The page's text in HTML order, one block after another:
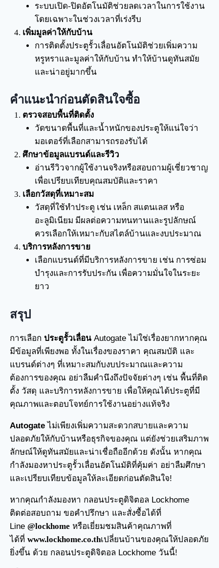
ระบบเปิด-ปิดอัตโนมัติช่วยลดเวลาในการใช้งาน
โดยเฉพาะในช่วงเวลาที่เร่งรีบ
เพิ่มมูลค่าให้กับบ้าน
การติดตั้งประตูรั้วเลื่อนอัตโนมัติช่วยเพิ่มความ
หรูหราและมูลค่าให้กับบ้าน ทำให้บ้านดูทันสมัย
และน่าอยู่มากขึ้น
คำแนะนำก่อนตัดสินใจซื้อ
ตรวจสอบพื้นที่ติดตั้ง
วัดขนาดพื้นที่และน้ำหนักของประตูให้แน่ใจว่า
มอเตอร์ที่เลือกสามารถรองรับได้
ศึกษาข้อมูลแบรนด์และรีวิว
อ่านรีวิวจากผู้ใช้งานจริงหรือสอบถามผู้เชี่ยวชาญ
เพื่อเปรียบเทียบคุณสมบัติและราคา
เลือกวัสดุที่เหมาะสม
วัสดุที่ใช้ทำประตู เช่น เหล็ก สแตนเลส หรือ
อะลูมิเนียม มีผลต่อความทนทานและรูปลักษณ์
ควรเลือกให้เหมาะกับสไตล์บ้านและงบประมาณ
บริการหลังการขาย
เลือกแบรนด์ที่มีบริการหลังการขาย เช่น การซ่อม
บำรุงและการรับประกัน เพื่อความมั่นใจในระยะ
ยาว
สรุป
การเลือก ประตูรั้วเลื่อน Autogate ไม่ใช่เรื่องยากหากคุณ
มีข้อมูลที่เพียงพอ ทั้งในเรื่องของราคา คุณสมบัติ และ
แบรนด์ต่างๆ ที่เหมาะสมกับงบประมาณและความ
ต้องการของคุณ อย่าลืมคำนึงถึงปัจจัยต่างๆ เช่น พื้นที่ติด
ตั้ง วัสดุ และบริการหลังการขาย เพื่อให้คุณได้ประตูที่มี
คุณภาพและตอบโจทย์การใช้งานอย่างแท้จริง
Autogate ไม่เพียงเพิ่มความสะดวกสบายและความ
ปลอดภัยให้กับบ้านหรือธุรกิจของคุณ แต่ยังช่วยเสริมภาพ
ลักษณ์ให้ดูทันสมัยและน่าเชื่อถืออีกด้วย ดังนั้น หากคุณ
กำลังมองหาประตูรั้วเลื่อนอัตโนมัติที่คุ้มค่า อย่าลืมศึกษา
และเปรียบเทียบข้อมูลให้ละเอียดก่อนตัดสินใจ!
หากคุณกำลังมองหา กลอนประตูดิจิตอล Lockhome
ติดต่อสอบถาม ขอคำปรึกษา และสั่งซื้อได้ที่
Line @lockhome หรือเยี่ยมชมสินค้าคุณภาพที่
ได้ที่ www.lockhome.co.thเปลี่ยนบ้านของคุณให้ปลอดภัย
ยิ่งขึ้น ด้วย กลอนประตูดิจิตอล Lockhome วันนี้!